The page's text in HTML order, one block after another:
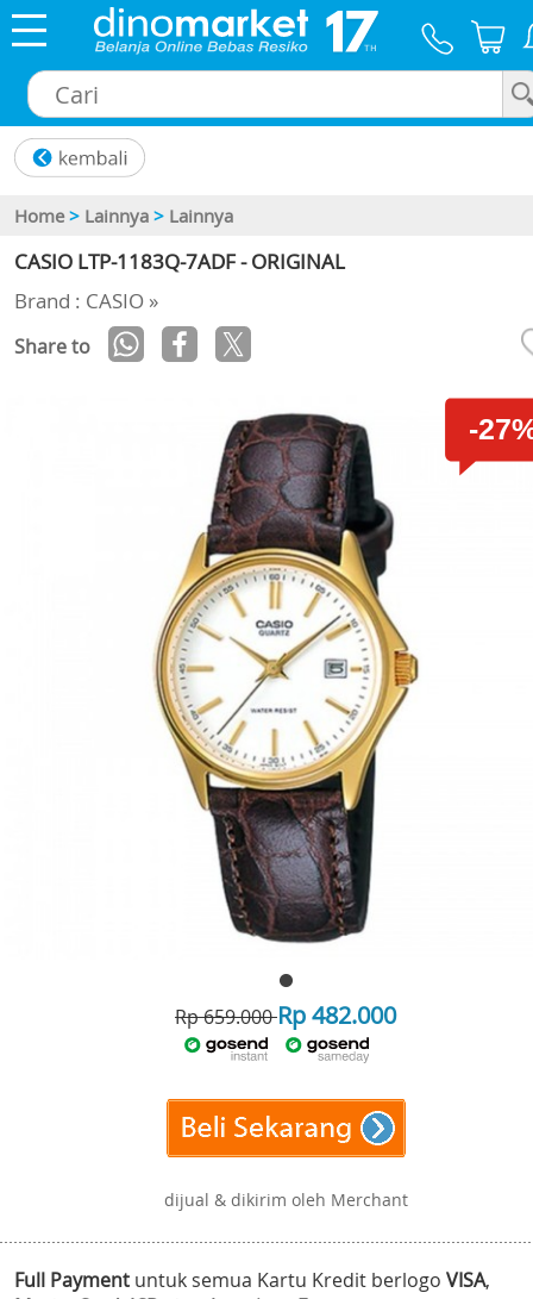
Home > Lainnya > Lainnya
CASIO LTP-1183Q-7ADF - ORIGINAL
Brand : CASIO »
Share to
-
Rp 659.000Rp 482.000
dijual & dikirim oleh Merchant
Full Payment untuk semua Kartu Kredit berlogo VISA,